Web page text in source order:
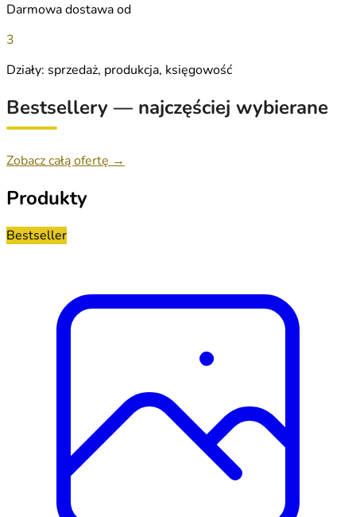
Darmowa dostawa od
3
Działy: sprzedaż, produkcja, księgowość
Bestsellery — najczęściej wybierane
Zobacz całą ofertę →
Produkty
Bestseller